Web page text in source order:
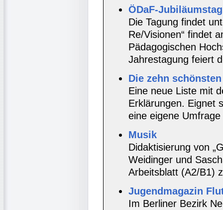
ÖDaF-
Die Tagung findet
Re/Visionen“ findet
Pädagogischen
Jahrestagung feiert
Die zehn
Eine neue Liste mit
Erklärungen. Eignet
eine eigene
Musik
Didaktisierung von
Weidinger und
Arbeitsblatt (A2/B1)
Jugendmagazin
Im Berliner Bezirk